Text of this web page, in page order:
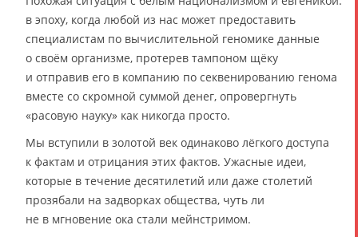
в эпоху, когда любой из нас может предоставить
специалистам по вычислительной геномике данные
о своём организме, протерев тампоном щёку
и отправив его в компанию по секвенированию генома
вместе со скромной суммой денег, опровергнуть
«расовую науку» как никогда просто.
Мы вступили в золотой век одинаково лёгкого доступа
к фактам и отрицания этих фактов. Ужасные идеи,
которые в течение десятилетий или даже столетий
прозябали на задворках общества, чуть ли
не в мгновение ока стали мейнстримом.